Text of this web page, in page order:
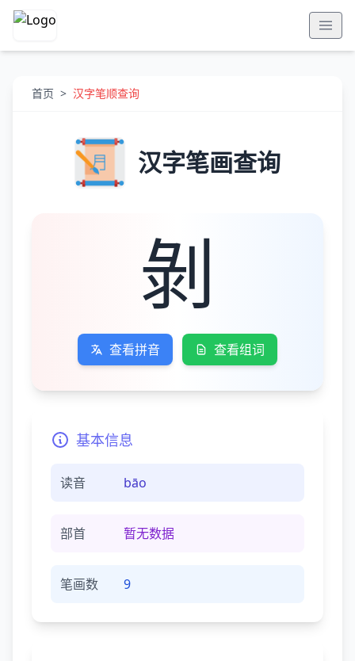
首页 > 汉字笔顺查询
汉字笔画查询
剝
查看拼音 查看组词
基本信息
读音 bāo
部首 暂无数据
笔画数 9